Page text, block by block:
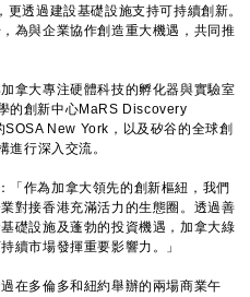
透過建設基礎設施支持可持續創新。
為與企業協作創造重大機遇，共同推
大專注硬體科技的孵化器與實驗室
的創新中心MaRS Discovery
New York，以及矽谷的全球創
行深入交流。
作為加拿大領先的創新樞紐，我們
對接香港充滿活力的生態圈。透過善
礎設施及蓬勃的投資機遇，加拿大綠
續市場發揮重要影響力。」
多倫多和紐約舉辦的兩場商業午